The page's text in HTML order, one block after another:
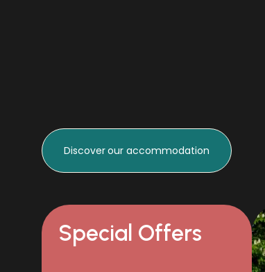
Discoverour accommodation
Special Offers